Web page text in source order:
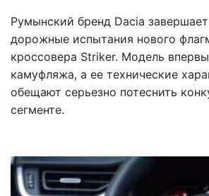
Румынский бренд Dacia
дорожные испытания нового
кроссовера Striker. Модель
камуфляжа, а ее технические
обещают серьезно потеснить
сегменте.